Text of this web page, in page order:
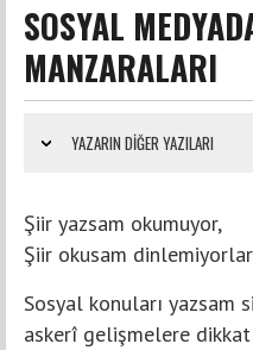
SOSYAL
MANZARALARI
YAZARIN DIĞER YAZILARI
Şiir yazsam okumuyor,
Şiir okusam
Sosyal konuları yazsam
askerî gelişmelere